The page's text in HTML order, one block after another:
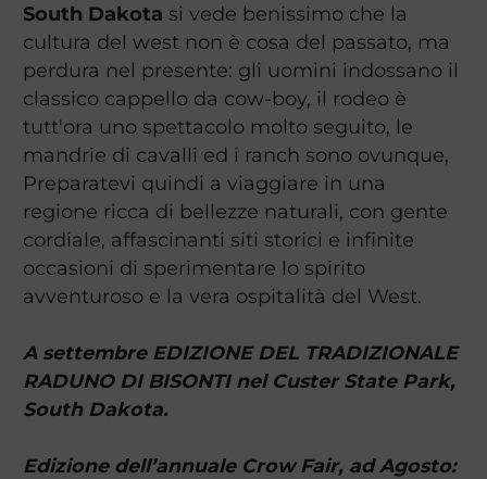
South Dakota si vede benissimo che la
cultura del west non è cosa del passato, ma
perdura nel presente: gli uomini indossano il
classico cappello da cow-boy, il rodeo è
tutt'ora uno spettacolo molto seguito, le
mandrie di cavalli ed i ranch sono ovunque,
Preparatevi quindi a viaggiare in una
regione ricca di bellezze naturali, con gente
cordiale, affascinanti siti storici e infinite
occasioni di sperimentare lo spirito
avventuroso e la vera ospitalità del West.
A settembre EDIZIONE DEL TRADIZIONALE
RADUNO DI BISONTI nel Custer State Park,
South Dakota.
Edizione dell’annuale Crow Fair, ad Agosto: